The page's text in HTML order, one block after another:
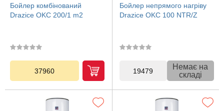
Бойлер комбінований
Drazice OKC 200/1 m2
37960
Бойлер непрямого нагріву
Drazice OKC 100 NTR/Z
19479
Немає на
складі